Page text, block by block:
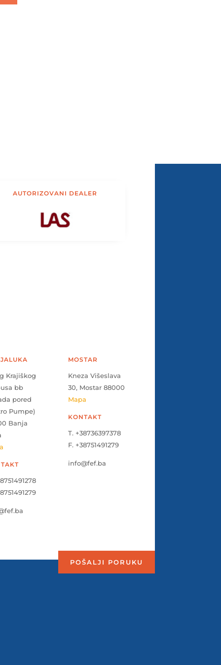
AUTORIZOVANI DEALER
Krajiškog
bb
pored
Pumpe)
Banja
MOSTAR
Kneza Višeslava
30, Mostar 88000
Mapa
KONTAKT
T. +38736397378
F. +38751491279
info@fef.ba
POŠALJI PORUKU